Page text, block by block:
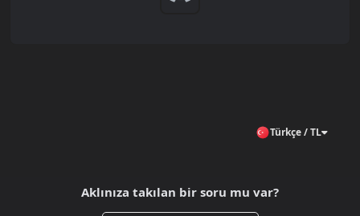
Türkçe / TL
Aklınıza takılan bir soru mu var?